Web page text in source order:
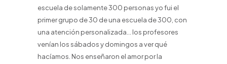
escuela de solamente 300 personas yo fui el
primer grupo de 30 de una escuela de 300, con
una atención personalizada… los profesores
venían los sábados y domingos a ver qué
hacíamos. Nos enseñaron el amor por la